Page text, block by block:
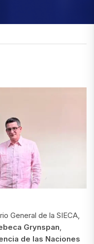
General de la SIECA,
Grynspan
de las Naciones